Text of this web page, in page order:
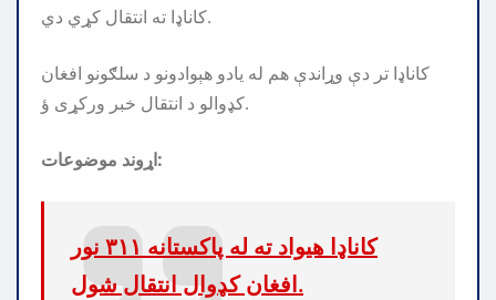
کاناډا ته انتقال کړي دي.
کاناډا تر دې وړاندې هم له یادو هېوادونو د سلګونو افغان
کډوالو د انتقال خبر ورکړی ؤ.
اړوند موضوعات:
کاناډا هیواد ته له پاکستانه ۳۱۱ نور
افغان کډوال انتقال شول.